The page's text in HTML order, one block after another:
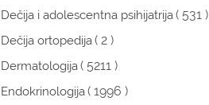
Dečija i adolescentna psihijatrija( 531 )
Dečija ortopedija( 2 )
Dermatologija( 5211 )
Endokrinologija( 1996 )